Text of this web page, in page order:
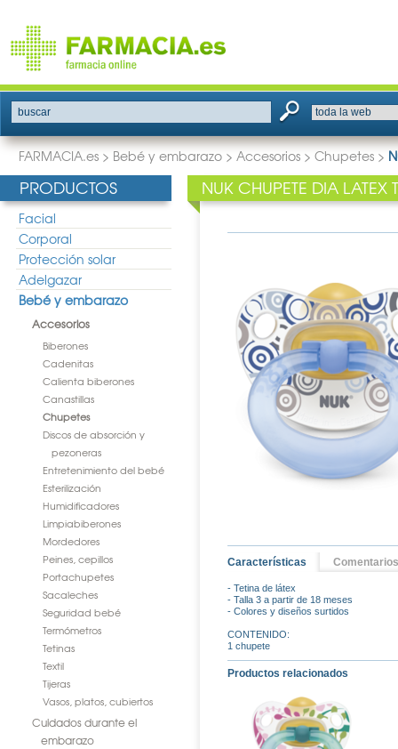
buscar
FARMACIA.es > Bebé y embarazo > Accesorios > Chupetes >
PRODUCTOS
Facial
Corporal
Protección solar
Adelgazar
Bebé y embarazo
Accesorios
Biberones
Cadenitas
Calienta biberones
Canastillas
Chupetes
Discos de absorción y
pezoneras
Entretenimiento del bebé
Esterilización
Humidificadores
Limpiabiberones
Mordedores
Peines, cepillos
Portachupetes
Sacaleches
Seguridad bebé
Termómetros
Tetinas
Textil
Tijeras
Vasos, platos, cubiertos
Cuidados durante el
embarazo
NUK CHUPETE DIA LATEX
Características Comentarios
- Tetina de látex
- Talla 3 a partir de 18 meses
- Colores y diseños surtidos
CONTENIDO:
1 chupete
Productos relacionados